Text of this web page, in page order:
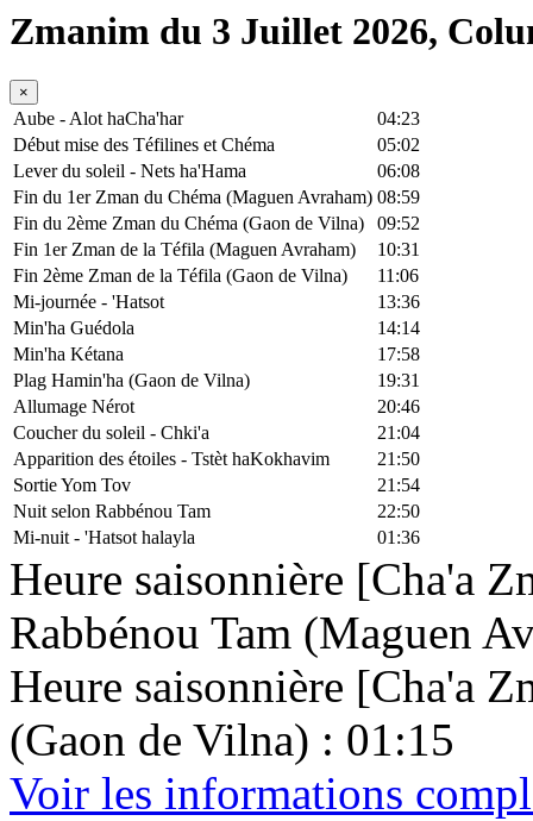
Zmanim du 3 Juillet 2026,
×
Aube - Alot haCha'har
04:23
Début mise des Téfilines et Chéma
05:02
Lever du soleil - Nets ha'Hama
06:08
Fin du 1er Zman du Chéma (Maguen Avraham) 08:59
Fin du 2ème Zman du Chéma (Gaon de Vilna)
09:52
Fin 1er Zman de la Téfila (Maguen Avraham)
10:31
Fin 2ème Zman de la Téfila (Gaon de Vilna)
11:06
Mi-journée - 'Hatsot
13:36
Min'ha Guédola
14:14
Min'ha Kétana
17:58
Plag Hamin'ha (Gaon de Vilna)
19:31
Allumage Nérot
20:46
Coucher du soleil - Chki'a
21:04
Apparition des étoiles - Tstèt haKokhavim
21:50
Sortie Yom Tov
21:54
Nuit selon Rabbénou Tam
22:50
Mi-nuit - 'Hatsot halayla
01:36
Heure saisonnière [Cha'a
Rabbénou Tam (Maguen
Heure saisonnière [Cha'a
(Gaon de Vilna) : 01:15
Voir les informations